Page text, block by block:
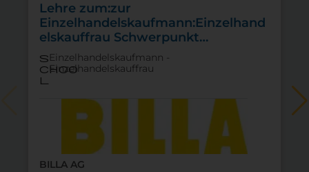
BILLA AG
Lehre zum:zur
Einzelhandelskaufmann:Einzelhand
elskauffrau Schwerpunkt
Lebensmittel
s
choo
l
Einzelhandelskaufmann -
Einzelhandelskauffrau